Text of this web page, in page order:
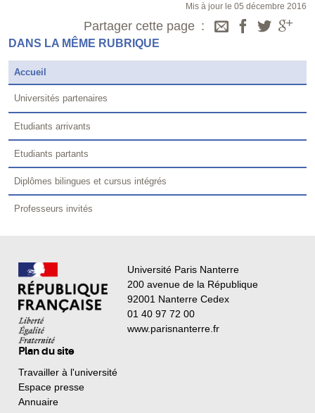
Mis à jour le 05 décembre 2016
Partager cette page
DANS LA MÊME RUBRIQUE
Accueil
Universités partenaires
Etudiants arrivants
Etudiants partants
Diplômes bilingues et cursus intégrés
Professeurs invités
Université Paris Nanterre
200 avenue de la République
92001 Nanterre Cedex
01 40 97 72 00
www.parisnanterre.fr
Plan du site
Travailler à l'université
Espace presse
Annuaire